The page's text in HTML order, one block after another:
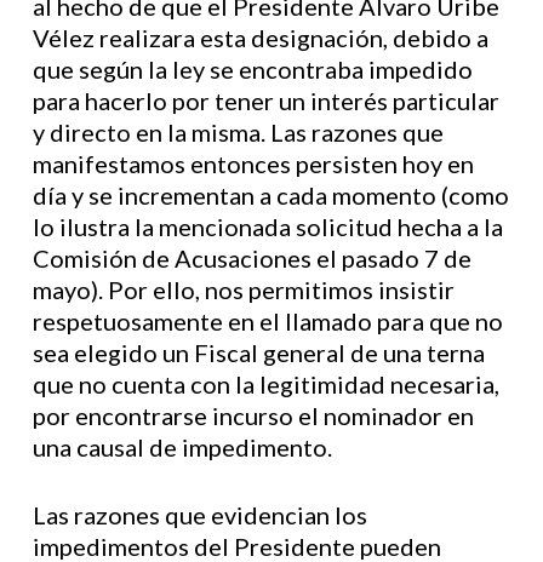
al hecho de que el Presidente Álvaro Uribe
Vélez realizara esta designación, debido a
que según la ley se encontraba impedido
para hacerlo por tener un interés particular
y directo en la misma. Las razones que
manifestamos entonces persisten hoy en
día y se incrementan a cada momento (como
lo ilustra la mencionada solicitud hecha a la
Comisión de Acusaciones el pasado 7 de
mayo). Por ello, nos permitimos insistir
respetuosamente en el llamado para que no
sea elegido un Fiscal general de una terna
que no cuenta con la legitimidad necesaria,
por encontrarse incurso el nominador en
una causal de impedimento.
Las razones que evidencian los
impedimentos del Presidente pueden